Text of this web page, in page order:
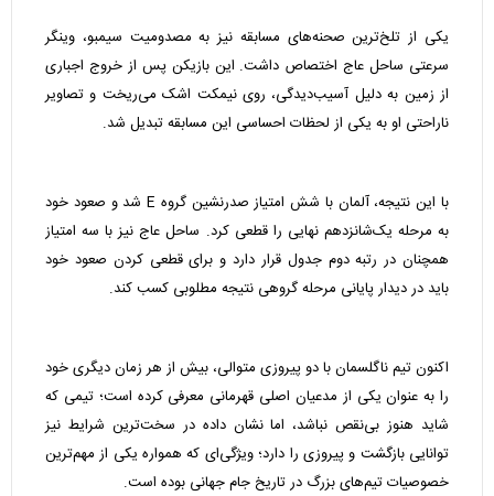
یکی از تلخ‌ترین صحنه‌های مسابقه نیز به مصدومیت سیمبو، وینگر
سرعتی ساحل عاج اختصاص داشت. این بازیکن پس از خروج اجباری
از زمین به دلیل آسیب‌دیدگی، روی نیمکت اشک می‌ریخت و تصاویر
ناراحتی او به یکی از لحظات احساسی این مسابقه تبدیل شد.
با این نتیجه، آلمان با شش امتیاز صدرنشین گروه E شد و صعود خود
به مرحله یک‌شانزدهم نهایی را قطعی کرد. ساحل عاج نیز با سه امتیاز
همچنان در رتبه دوم جدول قرار دارد و برای قطعی کردن صعود خود
باید در دیدار پایانی مرحله گروهی نتیجه مطلوبی کسب کند.
اکنون تیم ناگلسمان با دو پیروزی متوالی، بیش از هر زمان دیگری خود
را به عنوان یکی از مدعیان اصلی قهرمانی معرفی کرده است؛ تیمی که
شاید هنوز بی‌نقص نباشد، اما نشان داده در سخت‌ترین شرایط نیز
توانایی بازگشت و پیروزی را دارد؛ ویژگی‌ای که همواره یکی از مهم‌ترین
خصوصیات تیم‌های بزرگ در تاریخ جام جهانی بوده است.